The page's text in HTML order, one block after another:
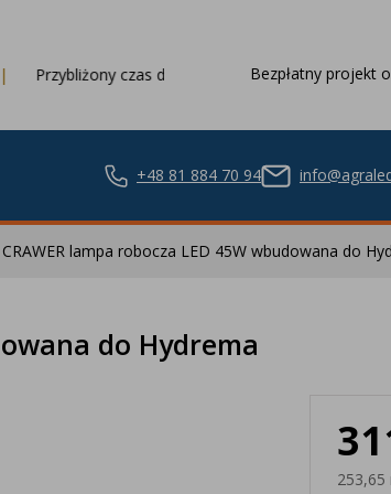
czas dostawy3 dni robocze Bezpłatny projekt
+48 81 884 70 94
lampa robocza LED 45W wbudowana do
do Hydrema
253,65